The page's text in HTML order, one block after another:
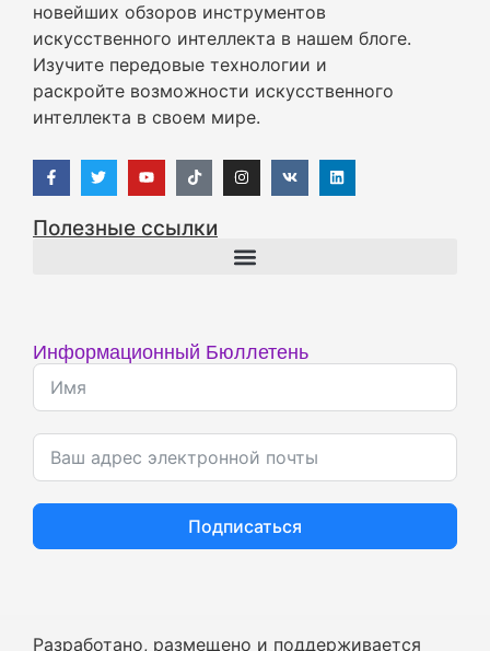
новейших обзоров инструментов
искусственного интеллекта в нашем блоге.
Изучите передовые технологии и
раскройте возможности искусственного
интеллекта в своем мире.
Полезные ссылки
Информационный Бюллетень
Подписаться
Разработано, размещено и поддерживается